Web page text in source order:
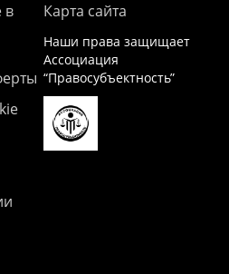
в
Карта сайта
Наши права защищает
Ассоциация
“Правосубъектность”